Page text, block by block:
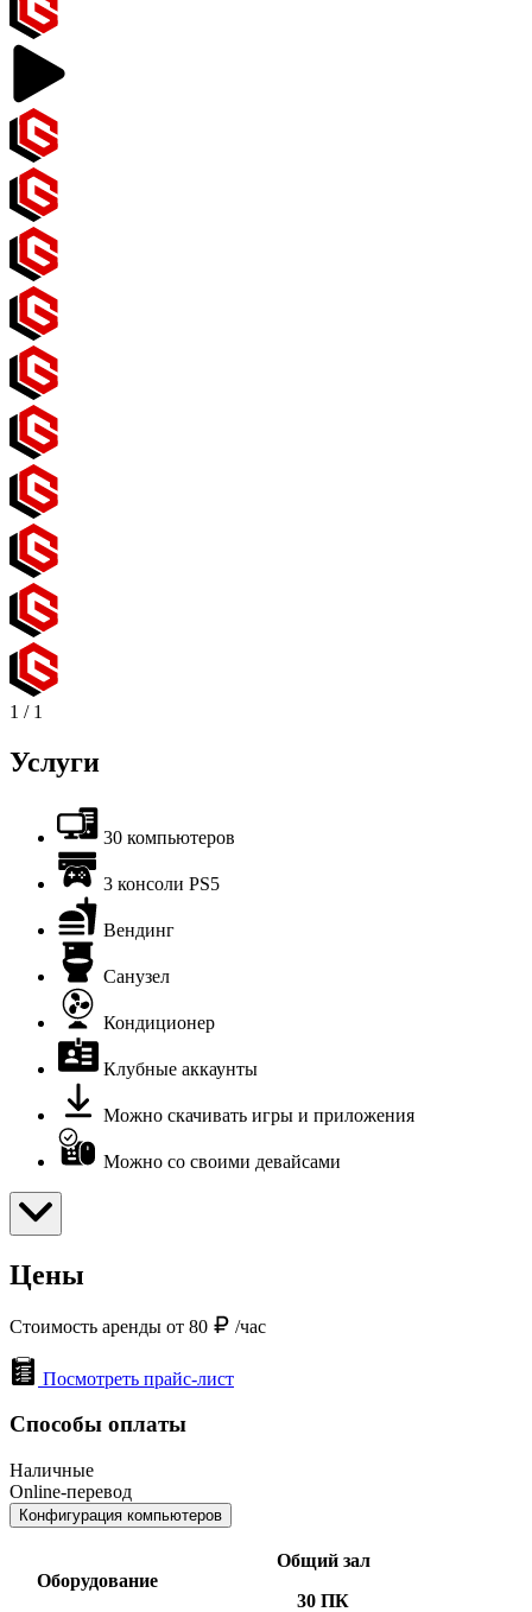
1 / 1
Услуги
30 компьютеров
3 консоли PS5
Вендинг
Санузел
Кондиционер
Клубные аккаунты
Можно скачивать игры и приложения
Можно со своими девайсами
Цены
Стоимость аренды от 80 /час
Посмотреть прайс-лист
Способы оплаты
Наличные
Online-перевод
Конфигурация компьютеров
Оборудование
Общий зал
30 ПК